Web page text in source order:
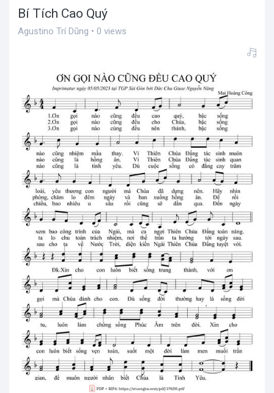
Bí Tích Cao Quý
Agustino Trí Dũng • 0 views